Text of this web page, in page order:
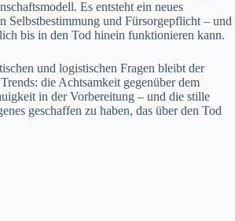
Es entsteht ein neues
Selbstbestimmung und Fürsorgepflicht – und
bis in den Tod hinein funktionieren kann.
und logistischen Fragen bleibt der
die Achtsamkeit gegenüber dem
in der Vorbereitung – und die stille
geschaffen zu haben, das über den Tod